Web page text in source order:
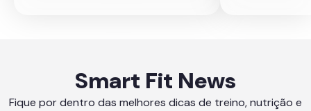
Smart Fit News
Fique por dentro das melhores dicas de treino, nutrição e